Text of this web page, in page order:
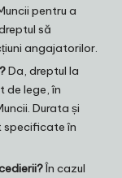
pentru a
să
angajatorilor.
Da, dreptul la
de lege, în
Durata și
specificate în
În cazul